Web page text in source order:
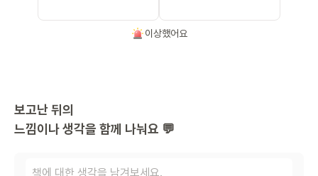
이상했어요
보고난 뒤의
느낌이나 생각을 함께 나눠요 💬